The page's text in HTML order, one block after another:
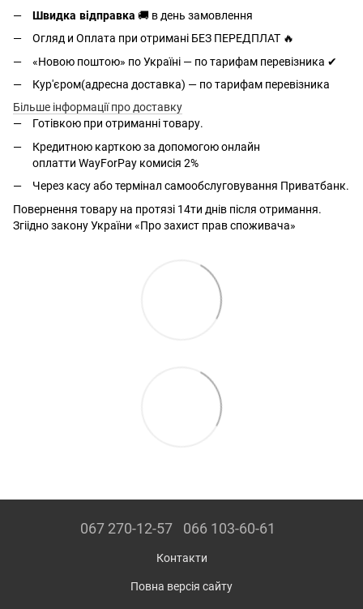
Швидка відправка 🚚 в день замовлення
Огляд и Оплата при отримані БЕЗ ПЕРЕДПЛАТ 🔥
«Новою поштою» по Україні — по тарифам перевізника ✔
Кур'єром(адресна доставка) — по тарифам перевізника
Більше інформації про доставку
Готівкою при отриманні товару.
Кредитною карткою за допомогою онлайн
оплатти WayForPay комисія 2%
Через касу або термінал самообслуговування Приватбанк.
Повернення товару на протязі 14ти днів після отримання.
Згіідно закону України «Про захист прав споживача»
067 270-12-57 066 103-60-61
Контакти
Повна версія сайту